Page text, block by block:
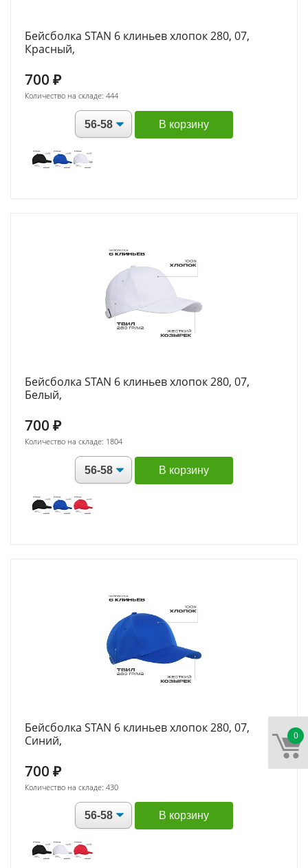
0
Бейсболка STAN 6 клиньев хлопок 280, 07,
Красный,
700 ₽
Количество на складе: 444
В корзину
Бейсболка STAN 6 клиньев хлопок 280, 07,
Белый,
700 ₽
Количество на складе: 1804
В корзину
Бейсболка STAN 6 клиньев хлопок 280, 07,
Синий,
700 ₽
Количество на складе: 430
В корзину